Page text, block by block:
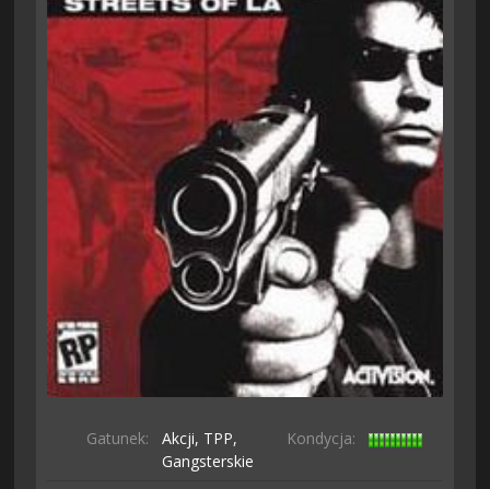
Gatunek: Akcji, TPP,
Gangsterskie
Kondycja: